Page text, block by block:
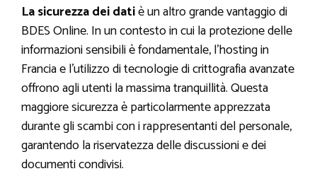
La sicurezza dei datiè un altro grande vantaggio di
BDES Online. In un contesto in cui la protezione delle
informazioni sensibili è fondamentale, l’hosting in
Francia e l’utilizzo di tecnologie di crittografia avanzate
offrono agli utenti la massima tranquillità. Questa
maggiore sicurezza è particolarmente apprezzata
durante gli scambi con i rappresentanti del personale,
garantendo la riservatezza delle discussioni e dei
documenti condivisi.